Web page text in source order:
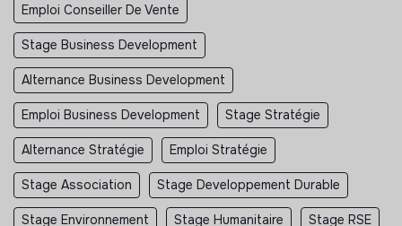
Emploi Conseiller De Vente
Stage Business Development
Alternance Business Development
Emploi Business Development Stage Stratégie
Alternance Stratégie Emploi Stratégie
Stage Association Stage Developpement Durable
Stage Environnement Stage Humanitaire Stage RSE